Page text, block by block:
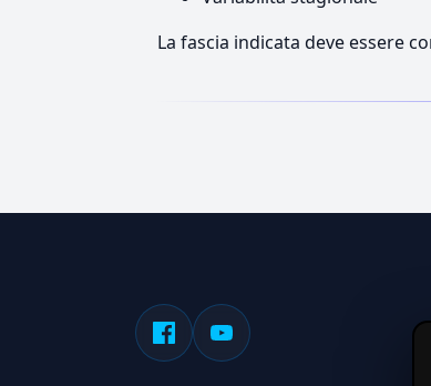
La fascia indicata deve essere